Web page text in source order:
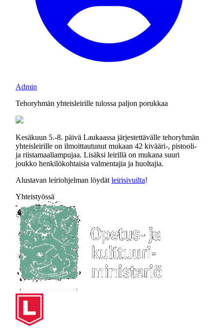
Admin
Tehoryhmän yhteisleirille tulossa paljon porukkaa
Kesäkuun 5.-8. päivä Laukaassa järjestettävälle tehoryhmän
yhteisleirille on ilmoittautunut mukaan 42 kivääri-, pistooli-
ja riistamaaliampujaa. Lisäksi leirillä on mukana suuri
joukko henkilökohtaisia valmentajia ja huoltajia.
Alustavan leiriohjelman löydät leirisivuilta!
Yhteistyössä